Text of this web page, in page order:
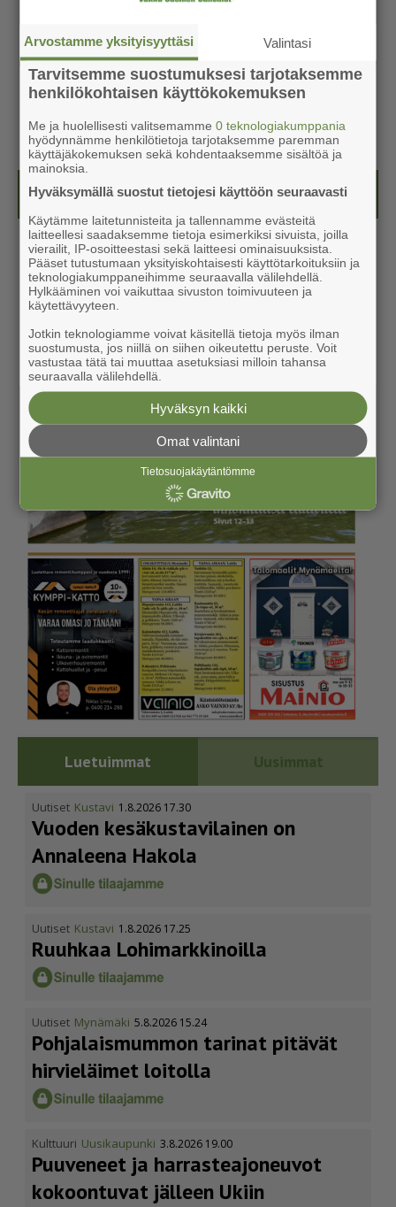
Kesälehti (ilmainen)
Luetuimmat Uusimmat
Uutiset Kustavi 1.8.2026 17.30
Vuoden kesäkus­ta­vi­lainen on
Annaleena Hakola
Uutiset Kustavi 1.8.2026 17.25
Ruuhkaa Lohimark­ki­noilla
Uutiset Mynämäki 5.8.2026 15.24
Pohja­lais­mummon tarinat pitävät
hirvieläimet loitolla
Kulttuuri Uusikaupunki 3.8.2026 19.00
Puuveneet ja harras­te­a­jo­neuvot
kokoontuvat jälleen Ukiin
Arvostamme yksityisyyttäsi Valintasi
Tarvitsemme suostumuksesi tarjotaksemme
henkilökohtaisen käyttökokemuksen
Me ja huolellisesti valitsemamme0 teknologiakumppania
hyödynnämme henkilötietoja tarjotaksemme paremman
käyttäjäkokemuksen sekä kohdentaaksemme sisältöä ja
mainoksia.
Hyväksymällä suostut tietojesi käyttöön seuraavasti
Käytämme laitetunnisteita ja tallennamme evästeitä
laitteellesi saadaksemme tietoja esimerkiksi sivuista, joilla
vierailit, IP-osoitteestasi sekä laitteesi ominaisuuksista.
Pääset tutustumaan yksityiskohtaisesti käyttötarkoituksiin ja
teknologiakumppaneihimme seuraavalla välilehdellä.
Hylkääminen voi vaikuttaa sivuston toimivuuteen ja
käytettävyyteen.
Jotkin teknologiamme voivat käsitellä tietoja myös ilman
suostumusta, jos niillä on siihen oikeutettu peruste. Voit
vastustaa tätä tai muuttaa asetuksiasi milloin tahansa
seuraavalla välilehdellä.
Hyväksyn kaikki
Omat valintani
Tietosuojakäytäntömme